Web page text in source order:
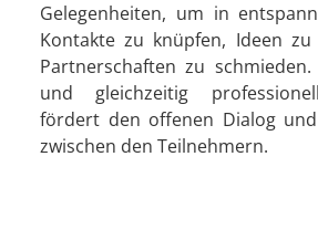
Gelegenheiten, um in
Kontakte zu knüpfen, Ideen
Partnerschaften zu
und gleichzeitig
fördert den offenen Dialog
zwischen den Teilnehmern.